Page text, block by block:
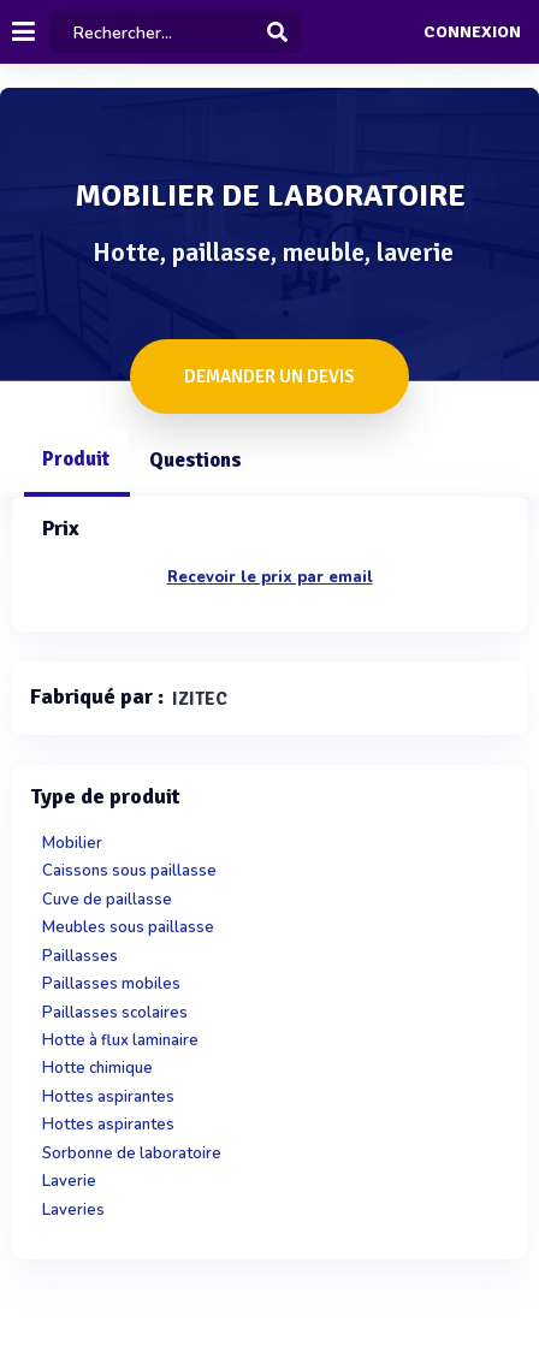
CONNEXION
MOBILIER DE LABORATOIRE
Hotte, paillasse, meuble, laverie
DEMANDER UN DEVIS
Produit Questions
Prix
Recevoir le prix par email
Fabriqué par : IZITEC
Type de produit
Mobilier
Caissons sous paillasse
Cuve de paillasse
Meubles sous paillasse
Paillasses
Paillasses mobiles
Paillasses scolaires
Hotte à flux laminaire
Hotte chimique
Hottes aspirantes
Hottes aspirantes
Sorbonne de laboratoire
Laverie
Laveries